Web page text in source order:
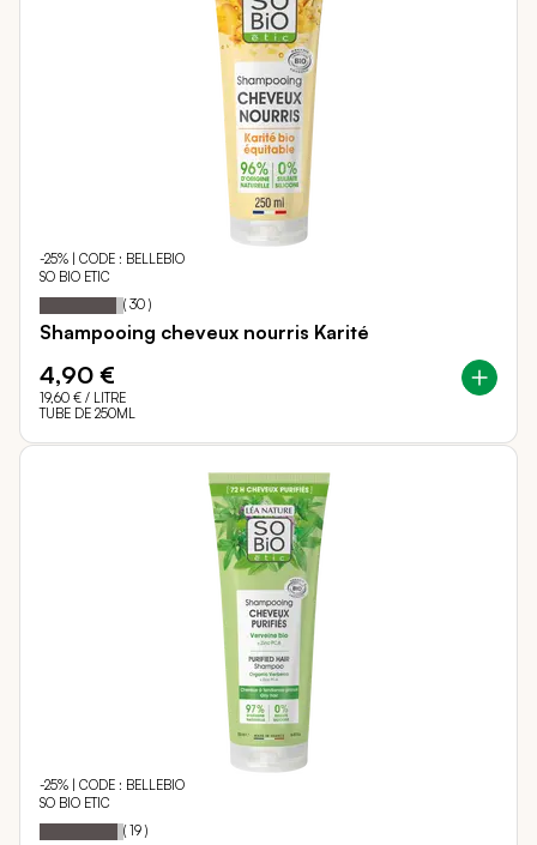
-25% | CODE : BELLEBIO
SO BIO ETIC
Notation: 91
% of
( 30 )
Shampooing cheveux nourris Karité
4,90 €
19,60 € / LITRE
TUBE DE 250ML
-25% | CODE : BELLEBIO
SO BIO ETIC
Notation: 93
% of
( 19 )